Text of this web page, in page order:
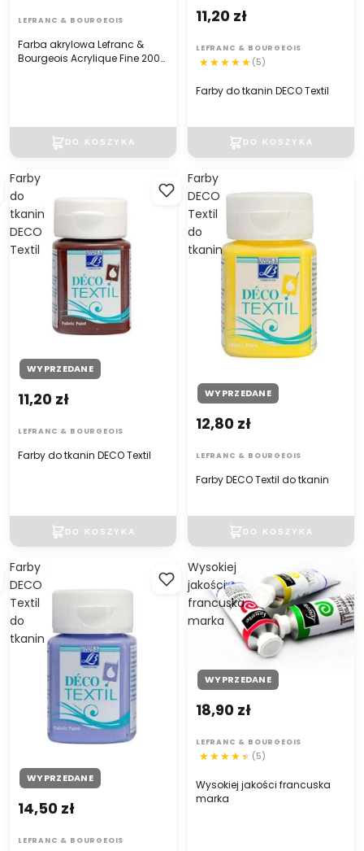
Farba akrylowa Lefranc &
Bourgeois Acrylique Fine 200
LEFRANC & BOURGEOIS
Farby do tkanin DECO Textil
11,20 zł
LEFRANC & BOURGEOIS
(5)
Farby
do
tkanin
DECO
Textil
WYPRZEDANE
Farby do tkanin DECO Textil
11,20 zł
LEFRANC & BOURGEOIS
Farby
DECO
Textil
do
tkanin
WYPRZEDANE
Farby DECO Textil do tkanin
12,80 zł
LEFRANC & BOURGEOIS
Farby
DECO
Textil
do
tkanin
WYPRZEDANE
14,50 zł
LEFRANC & BOURGEOIS
Wysokiej
jakości
francuska
marka
WYPRZEDANE
Wysokiej jakości francuska
marka
18,90 zł
LEFRANC & BOURGEOIS
(5)